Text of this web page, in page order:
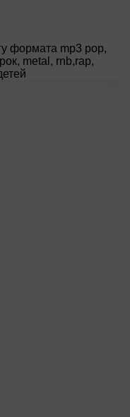
формата mp3 pop,
metal, rnb,rap,